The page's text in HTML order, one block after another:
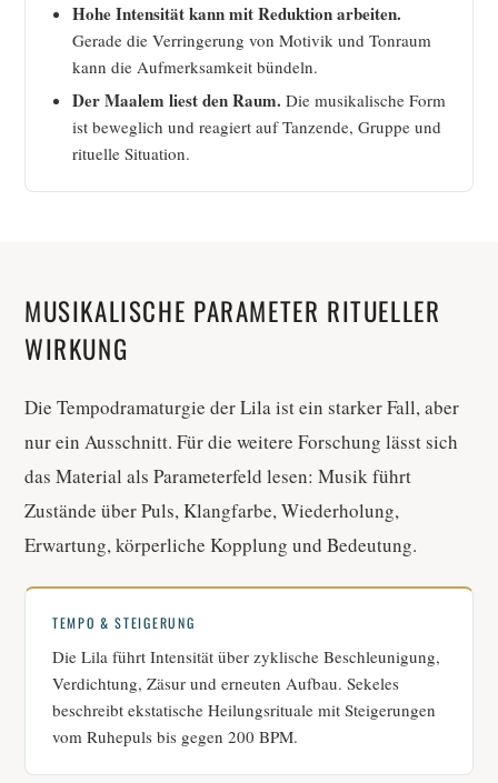
Hohe Intensität kann mit Reduktion arbeiten.
Gerade die Verringerung von Motivik und Tonraum
kann die Aufmerksamkeit bündeln.
Der Maalem liest den Raum. Die musikalische Form
ist beweglich und reagiert auf Tanzende, Gruppe und
rituelle Situation.
MUSIKALISCHE PARAMETER RITUELLER
WIRKUNG
Die Tempodramaturgie der Lila ist ein starker Fall, aber
nur ein Ausschnitt. Für die weitere Forschung lässt sich
das Material als Parameterfeld lesen: Musik führt
Zustände über Puls, Klangfarbe, Wiederholung,
Erwartung, körperliche Kopplung und Bedeutung.
TEMPO & STEIGERUNG
Die Lila führt Intensität über zyklische Beschleunigung,
Verdichtung, Zäsur und erneuten Aufbau. Sekeles
beschreibt ekstatische Heilungsrituale mit Steigerungen
vom Ruhepuls bis gegen 200 BPM.